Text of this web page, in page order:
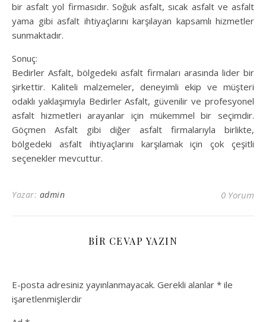
bir asfalt yol firmasıdır. Soğuk asfalt, sıcak asfalt ve asfalt
yama gibi asfalt ihtiyaçlarını karşılayan kapsamlı hizmetler
sunmaktadır.
Sonuç:
Bedirler Asfalt, bölgedeki asfalt firmaları arasında lider bir
şirkettir. Kaliteli malzemeler, deneyimli ekip ve müşteri
odaklı yaklaşımıyla Bedirler Asfalt, güvenilir ve profesyonel
asfalt hizmetleri arayanlar için mükemmel bir seçimdir.
Göçmen Asfalt gibi diğer asfalt firmalarıyla birlikte,
bölgedeki asfalt ihtiyaçlarını karşılamak için çok çeşitli
seçenekler mevcuttur.
Yazar: admin 0 Yorum
BIR CEVAP YAZIN
E-posta adresiniz yayınlanmayacak. Gerekli alanlar * ile
işaretlenmişlerdir